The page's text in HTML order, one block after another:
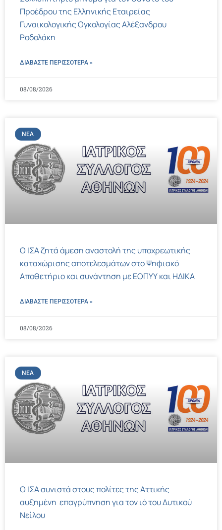
Προέδρου της Ελληνικής Εταιρείας
Γυναικολογικής Ογκολογίας Αλέξανδρου
Ροδολάκη
ΔΙΑΒΑΣΤΕ ΠΕΡΙΣΣΌΤΕΡΑ »
08/08/2026
ΝΈΑ
Ο ΙΣΑ ζητά άμεση αναστολή της υποχρεωτικής
καταχώρισης αποτελεσμάτων στο Ψηφιακό
Αποθετήριο και συνάντηση με ΕΟΠΥΥ και ΗΔΙΚΑ
ΔΙΑΒΑΣΤΕ ΠΕΡΙΣΣΌΤΕΡΑ »
08/08/2026
ΝΈΑ
Ο ΙΣΑ συνιστά στους πολίτες της Αττικής
αυξημένη επαγρύπνηση για τον ιό του Δυτικού
Νείλου